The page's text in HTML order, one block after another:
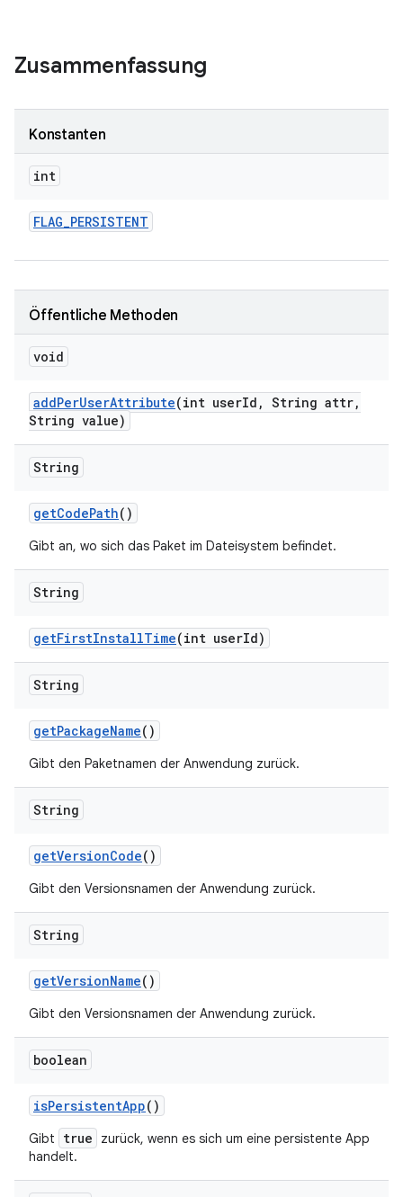
Zusammenfassung
Konstanten
int
FLAG_PERSISTENT
Öffentliche Methoden
void
addPerUserAttribute(int userId , String attr,
String value)
String
getCodePath()
Gibt an, wo sich das Paket im Dateisystem befindet.
String
getFirstInstallTime(int userId)
String
getPackageName()
Gibt den Paketnamen der Anwendung zurück.
String
getVersionCode()
Gibt den Versionsnamen der Anwendung zurück.
String
getVersionName()
Gibt den Versionsnamen der Anwendung zurück.
boolean
isPersistentApp()
Gibt true
zurück, wenn es sich um eine persistente App
handelt.